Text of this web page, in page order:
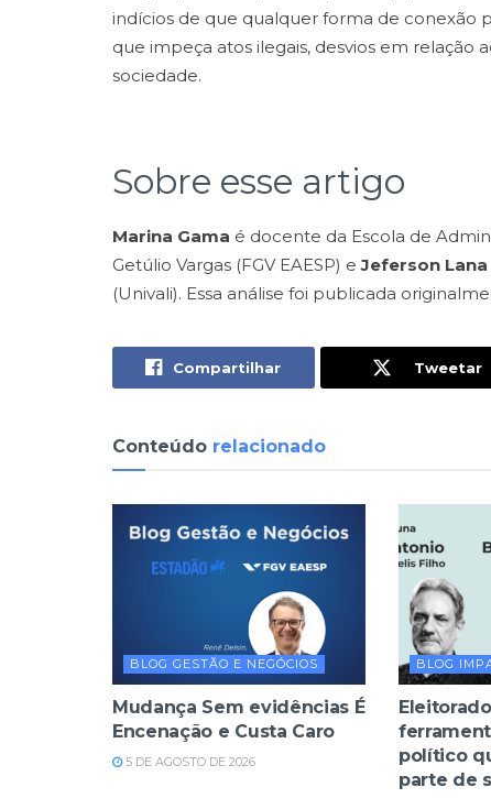
indícios de que qualquer forma de conexão
que impeça atos ilegais, desvios em relação
sociedade.
Sobre esse artigo
Marina Gama é docente da Escola de
Getúlio Vargas (FGV EAESP) eJeferson Lana
(Univali). Essa análise foi publicada
Compartilhar Tweetar
Conteúdo relacionado
BLOG GESTÃO E NEGÓCIOS
Mudança Sem evidências É
Encenação e Custa Caro
5 DE AGOSTO DE 2026
BLOG
político
parte de